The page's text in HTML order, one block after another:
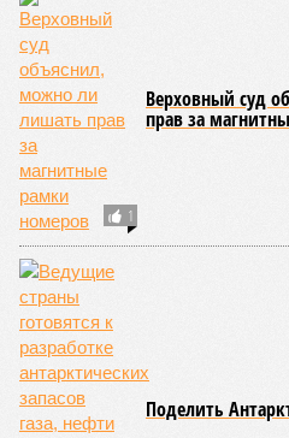
1
Верховный суд
прав за
Поделить